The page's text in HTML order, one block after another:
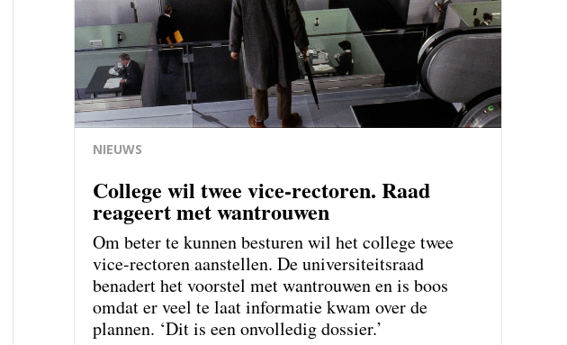
NIEUWS
College wil twee vice-rectoren. Raad
reageert met wantrouwen
Om beter te kunnen besturen wil het college twee
vice-rectoren aanstellen. De universiteitsraad
benadert het voorstel met wantrouwen en is boos
omdat er veel te laat informatie kwam over de
plannen. ‘Dit is een onvolledig dossier.’